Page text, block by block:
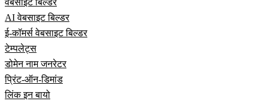
वेबसाइट बिल्डर
AI वेबसाइट बिल्डर
ई-कॉमर्स वेबसाइट बिल्डर
टेम्पलेट्स
डोमेन नाम जनरेटर
प्रिंट-ऑन-डिमांड
लिंक इन बायो